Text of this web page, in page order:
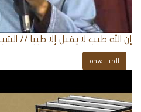
إن الله طيب لا يقبل إلا طيبا //
المشاهدة